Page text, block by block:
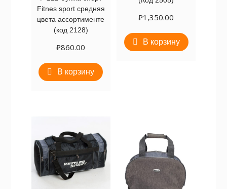
Fitnes sport средняя
цвета ассортименте
(код 2128)
₽860.00
В корзину
₽1,350.00
В корзину